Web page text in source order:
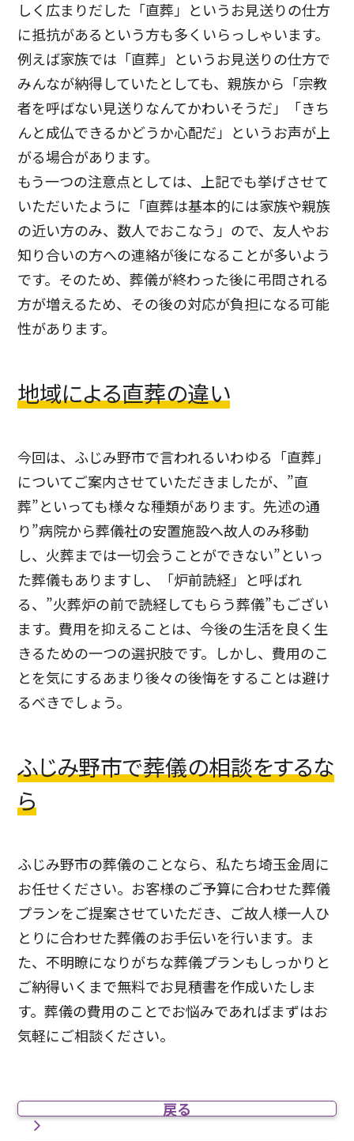
しく広まりだした「直葬」というお見送りの仕方
に抵抗があるという方も多くいらっしゃいます。
例えば家族では「直葬」というお見送りの仕方で
みんなが納得していたとしても、親族から「宗教
者を呼ばない見送りなんてかわいそうだ」「きち
んと成仏できるかどうか心配だ」というお声が上
がる場合があります。
もう一つの注意点としては、上記でも挙げさせて
いただいたように「直葬は基本的には家族や親族
の近い方のみ、数人でおこなう」ので、友人やお
知り合いの方への連絡が後になることが多いよう
です。そのため、葬儀が終わった後に弔問される
方が増えるため、その後の対応が負担になる可能
性があります。
地域による直葬の違い
今回は、ふじみ野市で言われるいわゆる「直葬」
についてご案内させていただきましたが、”直
葬”といっても様々な種類があります。先述の通
り”病院から葬儀社の安置施設へ故人のみ移動
し、火葬までは一切会うことができない”といっ
た葬儀もありますし、「炉前読経」と呼ばれ
る、”火葬炉の前で読経してもらう葬儀”もござい
ます。 費用を抑えることは、今後の生活を良く生
きるための一つの選択肢です。しかし、費用のこ
とを気にするあまり後々の後悔をすることは避け
るべきでしょう。
ふじみ野市で葬儀の相談をするな
ら
ふじみ野市の葬儀のことなら、私たち埼玉金周に
お任せください。お客様のご予算に合わせた葬儀
プランをご提案させていただき、ご故人様一人ひ
とりに合わせた葬儀のお手伝いを行います。 ま
た、不明瞭になりがちな葬儀プランもしっかりと
ご納得いくまで無料でお見積書を作成いたしま
す。葬儀の費用のことでお悩みであればまずはお
気軽にご相談ください。
戻る